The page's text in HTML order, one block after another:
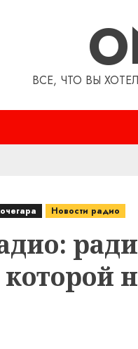
ВСЕ, ЧТО ВЫ
Новости радио